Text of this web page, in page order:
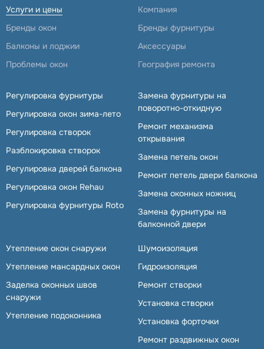
Услуги и цены
Компания
Бренды окон
Бренды фурнитуры
Балконы и лоджии
Аксессуары
Проблемы окон
География ремонта
Регулировка фурнитуры
Регулировка окон зима-лето
Регулировка створок
Разблокировка створок
Регулировка дверей балкона
Регулировка окон Rehau
Регулировка фурнитуры Roto
Замена фурнитуры на
поворотно-откидную
Ремонт механизма
открывания
Замена петель окон
Ремонт петель двери балкона
Замена оконных ножниц
Замена фурнитуры на
балконной двери
Утепление окон снаружи
Утепление мансардных окон
Заделка оконных швов
снаружи
Утепление подоконника
Шумоизоляция
Гидроизоляция
Ремонт створки
Установка створки
Установка форточки
Ремонт раздвижных окон